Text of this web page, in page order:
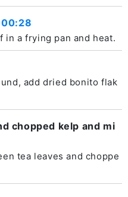
00:28
in a frying pan and heat.
add dried bonito flak
chopped kelp and mi
tea leaves and choppe